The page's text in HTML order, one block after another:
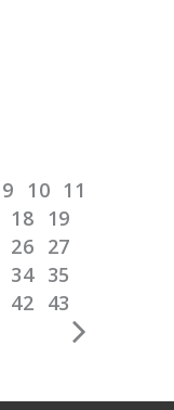
9 10 11
18
19
26 27
34 35
42 43